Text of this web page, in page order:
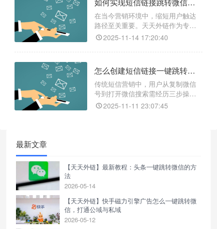
活动页、会员中心等，精准直达。
借助先进参数识别技术，系统自动
规避路径错误，确保跳转稳定。此
外，该工具已通过各大手机厂商
在当今营销环境中，缩短用户触达
路径至关重要。天天外链作为专业
的引流工具，提供微信一键跳转解
个人微信。该平台不仅能够生成专
能，让营销效果一目了然。通过打
破不同平台间的壁垒，天天外链极
大简化了传统繁琐的加粉步骤，将
多步操作简化为“一键直达”，为各
2025-11-14 17:20:40
怎么创建短信链接一键跳转微信？3步实现高效引流
传统短信营销中，用户从复制微信
号到打开微信搜索需经历三步操
作，每一步都可能导致约30%的用
据，帮助企业高效引流、优化策略
2025-11-11 23:07:45
最新文章
【天天外链】最新教程：头条一键跳转微信的方
法
2026-05-14
【天天外链】快手磁力引擎广告怎么一键跳转微
信，打通公域与私域
2026-05-12